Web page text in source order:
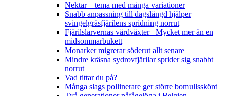
Nektar – tema med många variationer
Snabb anpassning till dagslängd hjälper
svingelgräsfjärilens spridning norrut
Fjärilslarvernas värdväxter– Mycket mer än en
midsommarbukett
Monarker migrerar söderut allt senare
Mindre kräsna sydrovfjärilar sprider sig snabbt
norrut
Vad tittar du på?
Många slags pollinerare ger större bomullsskörd